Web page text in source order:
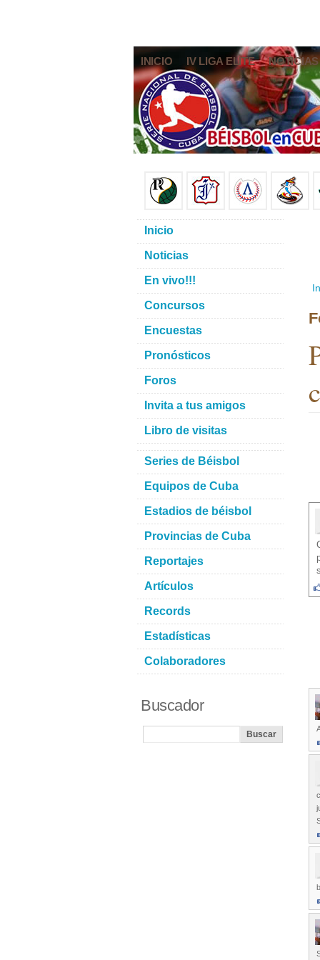
INICIO IV LIGA ELITE NOTICIAS
Inicio
Noticias
En vivo!!!
Concursos
Encuestas
Pronósticos
Foros
Invita a tus amigos
Libro de visitas
Series de Béisbol
Equipos de Cuba
Estadios de béisbol
Provincias de Cuba
Reportajes
Artículos
Records
Estadísticas
Colaboradores
Buscador